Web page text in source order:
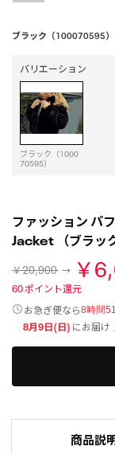
ブラック（100070595）
バリエーション
ブラック（1000
70595）
ファッション パ
Jacket （ブラック
￥20,900 ￥
60ポイント還元
お急ぎ便なら8時間
8月9日(日) にお届け
商品説